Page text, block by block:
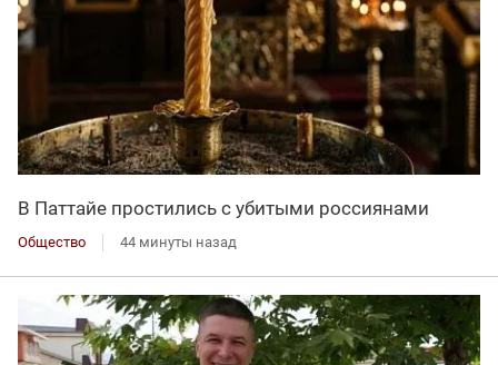
В Паттайе простились с убитыми россиянами
Общество 44 минуты назад